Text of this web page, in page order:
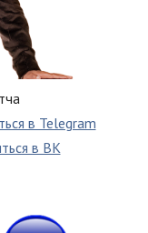
в Telegram
в ВК